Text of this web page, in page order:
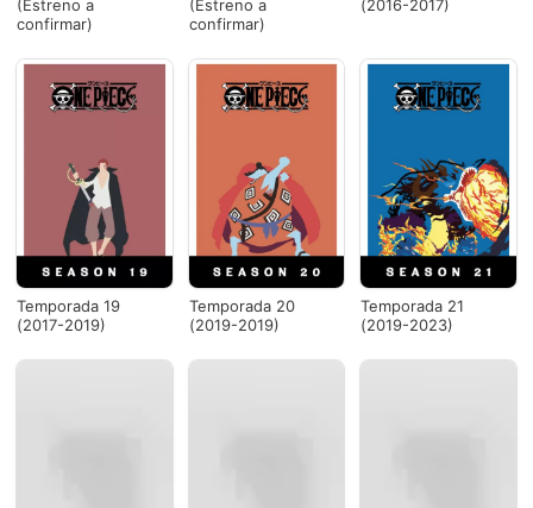
(Estreno a
confirmar)
(Estreno a
confirmar)
(2016-2017)
Temporada 19
(2017-2019)
Temporada 20
(2019-2019)
Temporada 21
(2019-2023)